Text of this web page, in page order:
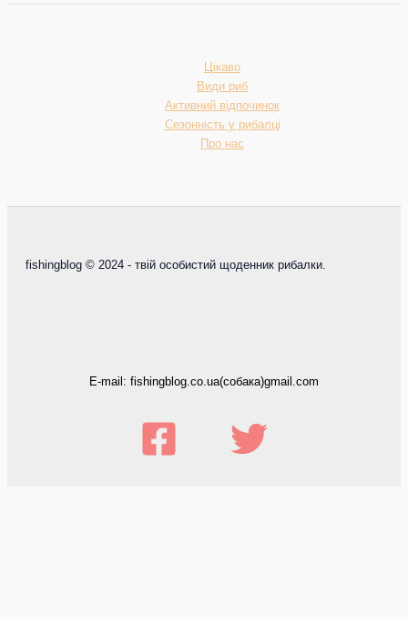
Цікаво
Види риб
Активний відпочинок
Сезонність у рибалці
Про нас
fishingblog © 2024 - твій особистий щоденник рибалки.
E-mail: fishingblog.co.ua(собака)gmail.com